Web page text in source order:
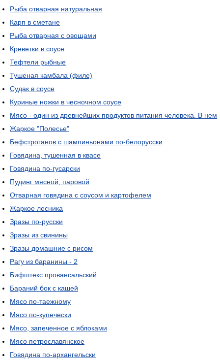
Рыба отварная натуральная
Карп в сметане
Рыба отварная с овощами
Креветки в соусе
Тефтели рыбные
Тушеная камбала (филе)
Судак в соусе
Куриные ножки в чесночном соусе
Мясо - один из древнейших продуктов питания человека. В нем
Жаркое "Полесье"
Бефстроганов с шампиньонами по-белорусски
Говядина, тушенная в квасе
Говядина по-гусарски
Пудинг мясной, паровой
Отварная говядина с соусом и картофелем
Жаркое лесника
Зразы по-русски
Зразы из свинины
Зразы домашние с рисом
Рагу из баранины - 2
Бифштекс провансальский
Бараний бок с кашей
Мясо по-таежному
Мясо по-купечески
Мясо, запеченное с яблоками
Мясо петрославянское
Говядина по-архангельски